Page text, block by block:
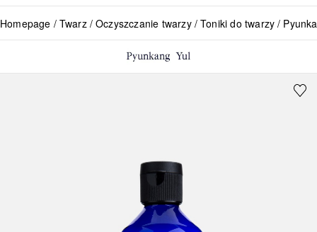
Homepage Twarz Oczyszczanie twarzy Toniki do twarzy